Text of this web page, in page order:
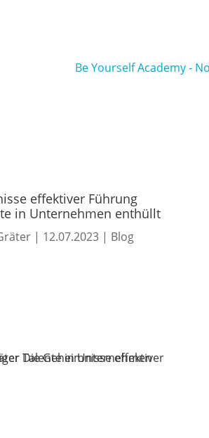
effektiver Führung
in Unternehmen enthüllt
| 12.07.2023| Blog